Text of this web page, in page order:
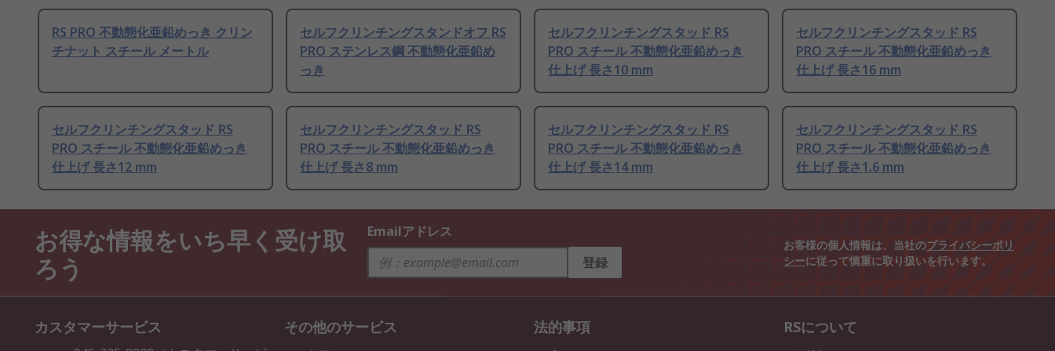
RS PRO 不動態化亜鉛めっき クリン
チナット スチール メートル
セルフクリンチングスタンドオフ RS
PRO ステンレス鋼 不動態化亜鉛め
っき
セルフクリンチングスタッド RS
PRO スチール 不動態化亜鉛めっき
仕上げ 長さ10 mm
セルフクリンチングスタッド RS
PRO スチール 不動態化亜鉛めっき
仕上げ 長さ16 mm
セルフクリンチングスタッド RS
PRO スチール 不動態化亜鉛めっき
仕上げ 長さ12 mm
セルフクリンチングスタッド RS
PRO スチール 不動態化亜鉛めっき
仕上げ 長さ8 mm
セルフクリンチングスタッド RS
PRO スチール 不動態化亜鉛めっき
仕上げ 長さ14 mm
セルフクリンチングスタッド RS
PRO スチール 不動態化亜鉛めっき
仕上げ 長さ1.6 mm
お得な情報をいち早く受け取
ろう
Emailアドレス
登録
お客様の個人情報は、当社のプライバシーポリ
シーに従って慎重に取り扱いを行います。
カスタマーサービス その他のサービス 法的事項 RSについて